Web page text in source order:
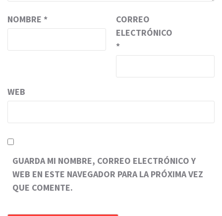
NOMBRE *
CORREO
ELECTRÓNICO
*
WEB
GUARDA MI NOMBRE, CORREO ELECTRÓNICO Y
WEB EN ESTE NAVEGADOR PARA LA PRÓXIMA VEZ
QUE COMENTE.